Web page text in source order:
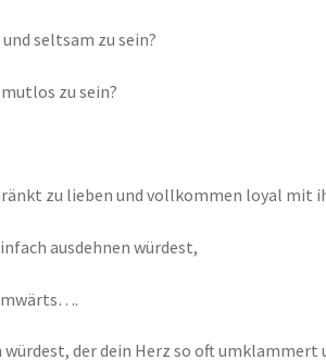
seltsam zu sein?
zu sein?
zu lieben und vollkommen loyal mit
ausdehnen würdest,
würdest, der dein Herz so oft